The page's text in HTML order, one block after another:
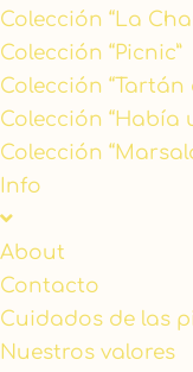
Colección “La
Colección “Picnic”
Colección “Tartán
Colección “Había
Colección
Info
About
Contacto
Cuidados de las
Nuestros valores